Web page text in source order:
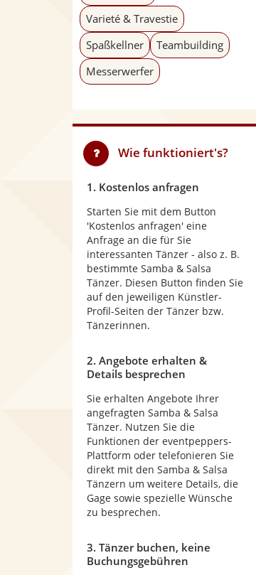
Varieté & Travestie
Spaßkellner
Teambuilding
Messerwerfer
Wie funktioniert's?
1. Kostenlos anfragen
Starten Sie mit dem Button
'Kostenlos anfragen' eine
Anfrage an die für Sie
interessanten Tänzer - also z. B.
bestimmte Samba & Salsa
Tänzer. Diesen Button finden Sie
auf den jeweiligen Künstler-
Profil-Seiten der Tänzer bzw.
Tänzerinnen.
2. Angebote erhalten &
Details besprechen
Sie erhalten Angebote Ihrer
angefragten Samba & Salsa
Tänzer. Nutzen Sie die
Funktionen der eventpeppers-
Plattform oder telefonieren Sie
direkt mit den Samba & Salsa
Tänzern um weitere Details, die
Gage sowie spezielle Wünsche
zu besprechen.
3. Tänzer buchen, keine
Buchungsgebühren